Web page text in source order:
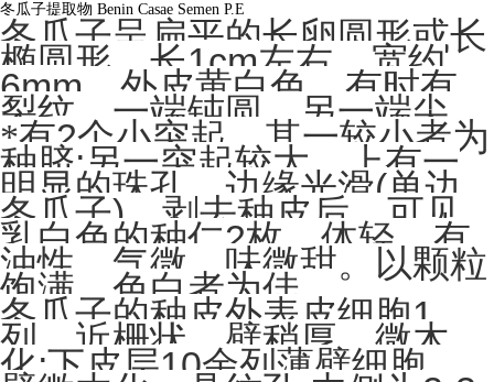
冬瓜子提取物 Benin Casae Semen P.E
冬瓜子呈扁平的长卵圆形或长
椭圆形，长1cm左右，宽约
6mm 。外皮黄白色，有时有
裂纹，一端钝圆，另一端尖，
*有2个小突起，其一较小者为
种脐;另一突起较大，上有一
明显的珠孔。边缘光滑(单边
冬瓜子) 。剥去种皮后，可见
乳白色的种仁2枚，体轻，有
油性。气微，味微甜。以颗粒
饱满、色白者为佳。
冬瓜子的种皮外表皮细胞1
列，近栅状，壁稍厚，微木
化;下皮层10余列薄壁细胞，